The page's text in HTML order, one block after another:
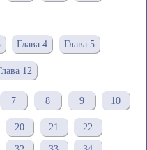
Глава 4 Глава 5
12
7 8 9 10
20 21 22